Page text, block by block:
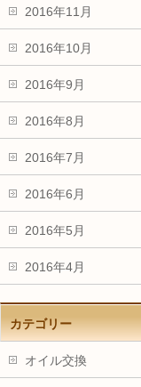
2016年11月
2016年10月
2016年9月
2016年8月
2016年7月
2016年6月
2016年5月
2016年4月
カテゴリー
オイル交換